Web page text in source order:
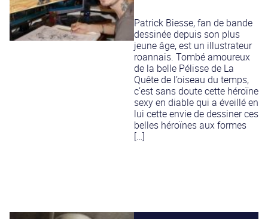
Patrick Biesse, fan de bande
dessinée depuis son plus
jeune âge, est un illustrateur
roannais. Tombé amoureux
de la belle Pélisse de La
Quête de l’oiseau du temps,
c’est sans doute cette héroïne
sexy en diable qui a éveillé en
lui cette envie de dessiner ces
belles héroïnes aux formes
[…]